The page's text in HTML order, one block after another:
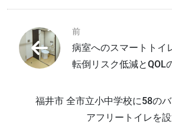
前
病室へのスマートト
転倒リスク低減とQOL
福井市 全市立小中学校に58のバ
アフリートイレを